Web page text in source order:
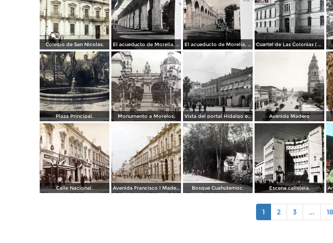
Colegio de San Nicolas. El acueducto de Morelia, Michoacán El acueducto de Morelia, Michoacán Cuartel de Las Colonias ( Circulada el 1 de Abril de 1921 ).
Plaza Principal. Monumento a Morelos. Vista del portal Hidalgo en Morelia Michoacán ( Circulada el 6 de Abril de 1957 ). Avenida Madero
Calle Nacional. Avenida Francisco I Madero. Bosque Cuahutemoc. Escena callejera.
1 2 3 ... 18